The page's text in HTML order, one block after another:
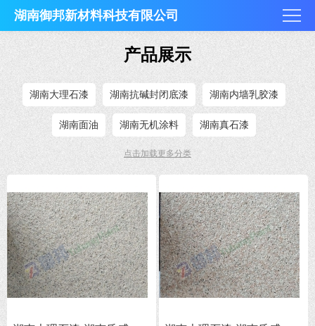
湖南御邦新材料科技有限公司
产品展示
湖南大理石漆 湖南抗碱封闭底漆 湖南内墙乳胶漆
湖南面油 湖南无机涂料 湖南真石漆
湖南外墙水漆 湖南仿石漆
点击加载更多分类